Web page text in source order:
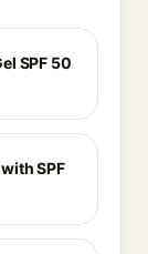
SPF 50
SPF